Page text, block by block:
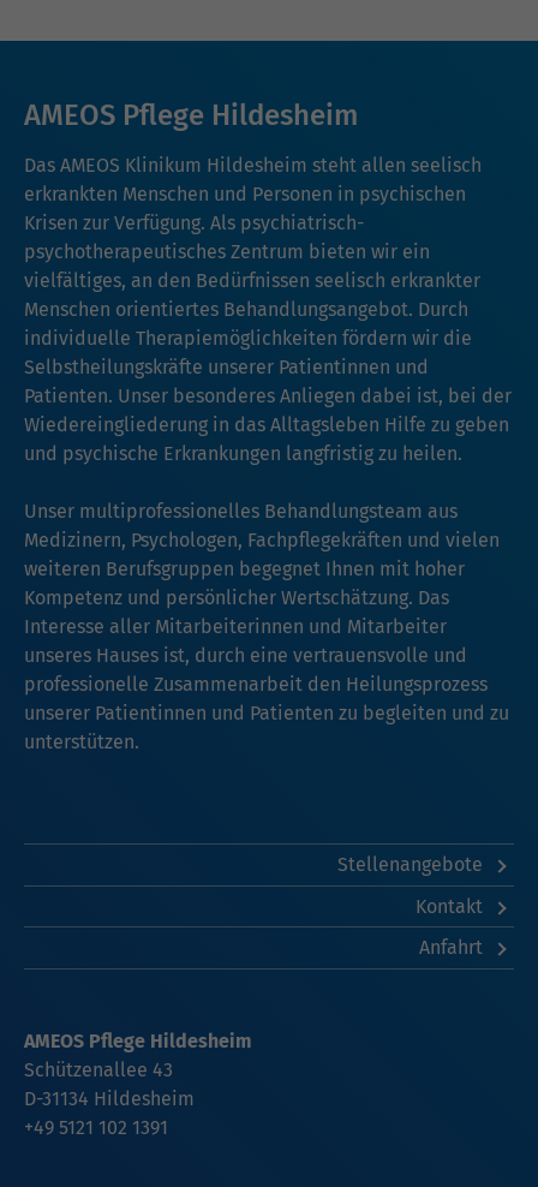
AMEOS Pflege Hildesheim
Das AMEOS Klinikum Hildesheim steht allen seelisch
erkrankten Menschen und Personen in psychischen
Krisen zur Verfügung. Als psychiatrisch-
psychotherapeutisches Zentrum bieten wir ein
vielfältiges, an den Bedürfnissen seelisch erkrankter
Menschen orientiertes Behandlungsangebot. Durch
individuelle Therapiemöglichkeiten fördern wir die
Selbstheilungskräfte unserer Patientinnen und
Patienten. Unser besonderes Anliegen dabei ist, bei der
Wiedereingliederung in das Alltagsleben Hilfe zu geben
und psychische Erkrankungen langfristig zu heilen.
Unser multiprofessionelles Behandlungsteam aus
Medizinern, Psychologen, Fachpflegekräften und vielen
weiteren Berufsgruppen begegnet Ihnen mit hoher
Kompetenz und persönlicher Wertschätzung. Das
Interesse aller Mitarbeiterinnen und Mitarbeiter
unseres Hauses ist, durch eine vertrauensvolle und
professionelle Zusammenarbeit den Heilungsprozess
unserer Patientinnen und Patienten zu begleiten und zu
unterstützen.
Stellenangebote
Kontakt
Anfahrt
AMEOS Pflege Hildesheim
Schützenallee 43
D-31134 Hildesheim
+49 5121 102 1391